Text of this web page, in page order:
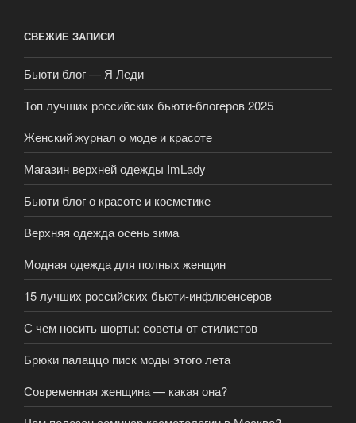
СВЕЖИЕ ЗАПИСИ
Бьюти блог — Я Леди
Топ лучших российских бьюти-блогеров 2025
Женский журнал о моде и красоте
Магазин верхней одежды ImLady
Бьюти блог о красоте и косметике
Верхняя одежда осень зима
Модная одежда для полных женщин
15 лучших российских бьюти-инфлюенсеров
С чем носить шорты: советы от стилистов
Брюки палаццо писк моды этого лета
Современная женщина — какая она?